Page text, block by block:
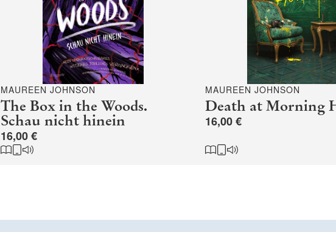
MAUREEN JOHNSON
The Box in the Woods.
Schau nicht hinein
16,00 €
MAUREEN JOHNSON
Death at Morning
16,00 €